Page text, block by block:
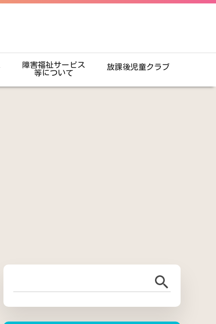
障害福祉サービス
等について
放課後児童クラブ